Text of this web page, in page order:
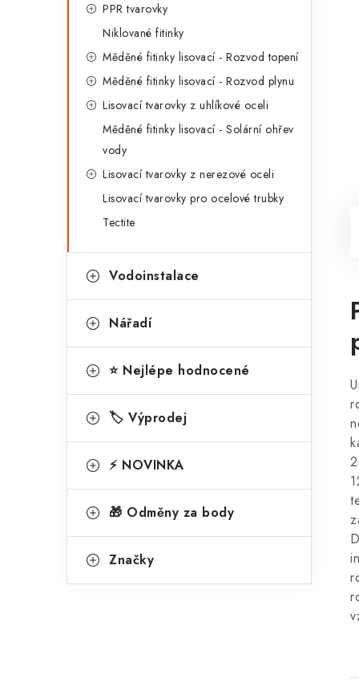
PPR tvarovky
Niklované fitinky
Měděné fitinky lisovací - Rozvod topení
Měděné fitinky lisovací - Rozvod plynu
Lisovací tvarovky z uhlíkové oceli
Měděné fitinky lisovací - Solární ohřev
vody
Lisovací tvarovky z nerezové oceli
Lisovací tvarovky pro ocelové trubky
Tectite
Vodoinstalace
Nářadí
⭐ Nejlépe hodnocené
🏷️ Výprodej
⚡ NOVINKA
🎁 Odměny za body
Značky